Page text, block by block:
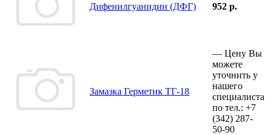
Дифенилгуанидин (ДФГ) 952 р.
Замазка Герметик ТГ-18
— Цену Вы
можете
уточнить у
нашего
специалиста
по тел.: +7
(342) 287-
50-90